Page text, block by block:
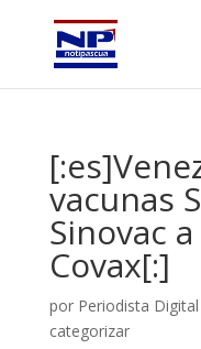
vacunas
Sinovac
Covax[:]
por Periodista Digital
categorizar